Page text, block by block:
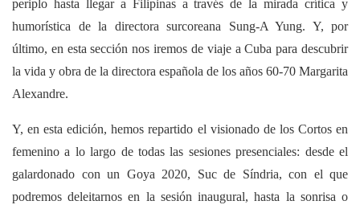
periplo hasta llegar a Filipinas a través de la mirada crítica y
humorística de la directora surcoreana Sung-A Yung. Y, por
último, en esta sección nos iremos de viaje a Cuba para descubrir
la vida y obra de la directora española de los años 60-70 Margarita
Alexandre.
Y, en esta edición, hemos repartido el visionado de los Cortos en
femenino a lo largo de todas las sesiones presenciales: desde el
galardonado con un Goya 2020, Suc de Síndria, con el que
podremos deleitarnos en la sesión inaugural, hasta la sonrisa o